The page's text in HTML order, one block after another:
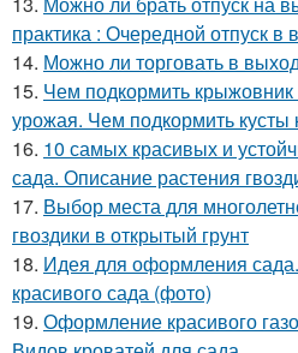
практика : Очередной отпуск
14. Можно ли торговать в
15. Чем подкормить
урожая. Чем подкормить
16. 10 самых красивых и
сада. Описание растения
17. Выбор места для
гвоздики в открытый грунт
18. Идея для оформления
красивого сада (фото)
19. Оформление красивого